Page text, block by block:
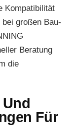
Kompatibilität
großen Bau-
Beratung
die
Für